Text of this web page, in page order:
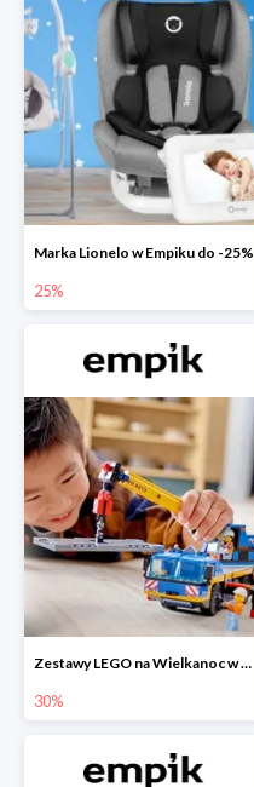
Marka Lionelo w Empiku do -25%
25%
Zestawy LEGO na Wielkanoc w Empiku do -30%
30%